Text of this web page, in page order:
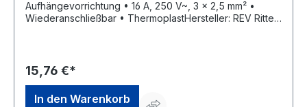
Aufhängevorrichtung • 16 A, 250 V~, 3 x 2,5 mm² •
Wiederanschließbar • ThermoplastHersteller: REV Ritter
15,76 €*
In den Warenkorb